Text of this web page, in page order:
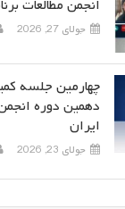
انجمن مطالعات
جولای 27, 2026
چهارمین جلسه
دهمین دوره
ایران
جولای 23, 2026